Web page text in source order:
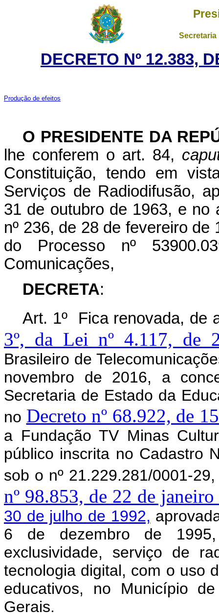
DECRETO Nº 12.383,
Produção de efeitos
O PRESIDENTE DA
lhe conferem o art. 84,
Constituição, tendo em
Serviços de Radiodifusão,
31 de outubro de 1963, e
nº 236, de 28 de fevereiro
do Processo nº
Comunicações,
DECRETA:
Art. 1º Fica renovada, de
3º, da Lei nº 4.117, de
Brasileiro de
novembro de 2016, a
Secretaria de Estado da
no Decreto nº 68.922, de
a Fundação TV Minas
público inscrita no Cadastro
sob o nº 21.229.281/0001-
nº 98.853, de 22 de
30 de julho de 1992,
6 de dezembro de
exclusividade, serviço de
tecnologia digital, com o uso
educativos, no Município
Gerais.